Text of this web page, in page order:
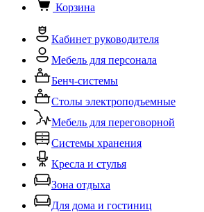
Корзина
Кабинет руководителя
Мебель для персонала
Бенч-системы
Столы электроподъемные
Мебель для переговорной
Системы хранения
Кресла и стулья
Зона отдыха
Для дома и гостиниц